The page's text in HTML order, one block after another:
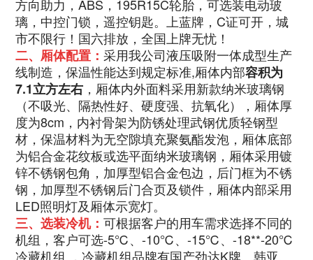
方向助力，ABS，195R15C轮胎，可选装电动玻
璃，中控门锁，遥控钥匙。上蓝牌，C证可开，城
市不限行！国六排放，全国上牌无忧！
二、厢体配置：采用我公司液压吸附一体成型生产
线制造，保温性能达到规定标准,厢体内部容积为
7.1立方左右 ，厢体内外面料采用新款纳米玻璃钢
（不吸光、隔热性好、硬度强、抗氧化），厢体厚
度为8cm，内衬骨架为防锈处理武钢优质轻钢型
材，保温材料为无空隙填充聚氨酯发泡，厢体底部
为铝合金花纹板或选平面纳米玻璃钢，厢体采用镀
锌不锈钢包角，加厚型铝合金包边，后门框为不锈
钢，加厚型不锈钢后门合页及锁件，厢体内部采用
LED照明灯及厢体示宽灯。
三、选装冷机：可根据客户的用车需求选择不同的
机组，客户可选-5℃、-10℃、-15℃、-18**-20℃
冷藏机组 ，冷藏机组品牌有国产劲达K牌、韩亚、